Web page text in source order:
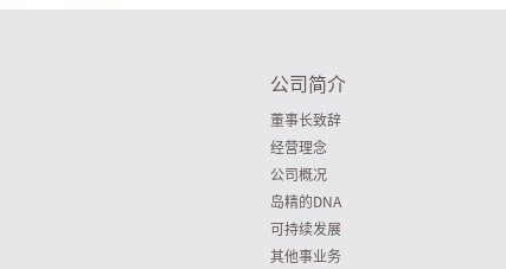
公司简介
董事长致辞
经营理念
公司概况
岛精的DNA
可持续发展
其他事业务